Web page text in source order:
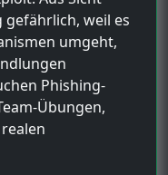
gefährlich, weil es
umgeht,
Phishing-
Übungen,